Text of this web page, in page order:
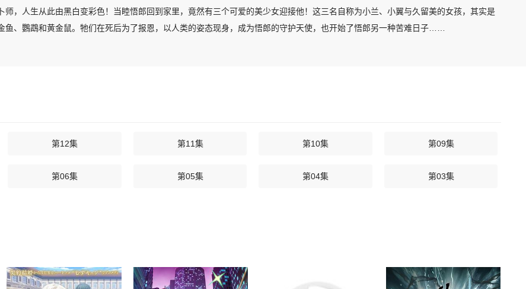
师，人生从此由黑白变彩色！当睦悟郎回到家里，竟然有三个可爱的美少女迎接他！这三名自称为小兰、小翼与久留美的女孩，其实是
鱼、鸚鵡和黄金鼠。牠们在死后为了报恩，以人类的姿态现身，成为悟郎的守护天使，也开始了悟郎另一种苦难日子……
第12集 第11集 第10集 第09集
第06集 第05集 第04集 第03集